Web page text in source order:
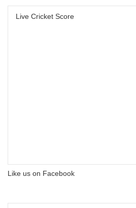
Live Cricket Score
Like us on Facebook